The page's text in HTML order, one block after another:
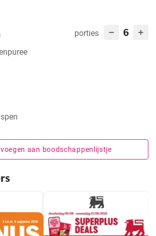
porties 6
aan boodschappenlijstje